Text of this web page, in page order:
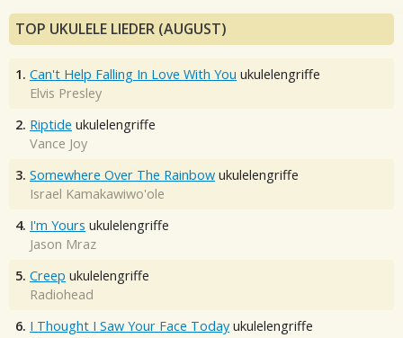
TOP UKULELE LIEDER (AUGUST)
1. Can't Help Falling In Love With You ukulelengriffe
Elvis Presley
2. Riptide ukulelengriffe
Vance Joy
3. Somewhere Over The Rainbow ukulelengriffe
Israel Kamakawiwo'ole
4. I'm Yours ukulelengriffe
Jason Mraz
5. Creep ukulelengriffe
Radiohead
6. I Thought I Saw Your Face Today ukulelengriffe